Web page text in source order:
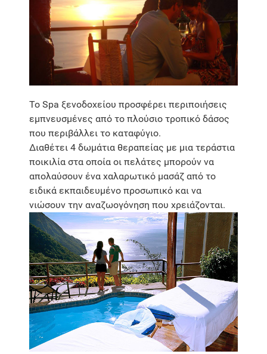
Το Spa ξενοδοχείου προσφέρει περιποιήσεις
εμπνευσμένες από το πλούσιο τροπικό δάσος
που περιβάλλει το καταφύγιο.
Διαθέτει 4 δωμάτια θεραπείας με μια τεράστια
ποικιλία στα οποία οι πελάτες μπορούν να
απολαύσουν ένα χαλαρωτικό μασάζ από το
ειδικά εκπαιδευμένο προσωπικό και να
νιώσουν την αναζωογόνηση που χρειάζονται.